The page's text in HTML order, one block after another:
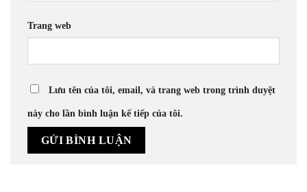
Trang web
Lưu tên của tôi, email, và trang web trong trình duyệt
này cho lần bình luận kế tiếp của tôi.